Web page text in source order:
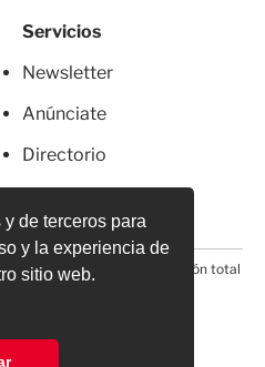
de terceros para
y la experiencia de
sitio web.
Servicios
Newsletter
Anúnciate
Directorio
Prohibida la reproducción total
medio electrónico*